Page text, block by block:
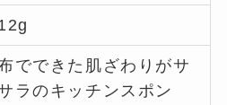
でできた肌ざわりがサ
ラのキッチンスポン